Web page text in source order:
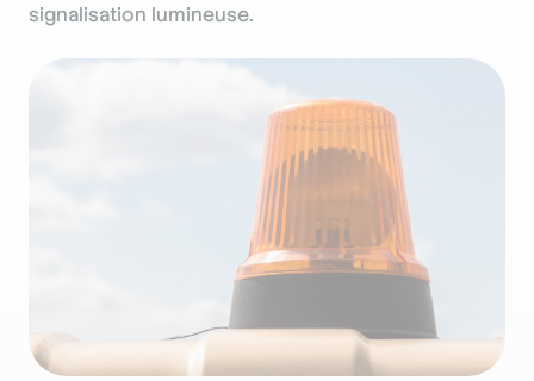
signalisation lumineuse.